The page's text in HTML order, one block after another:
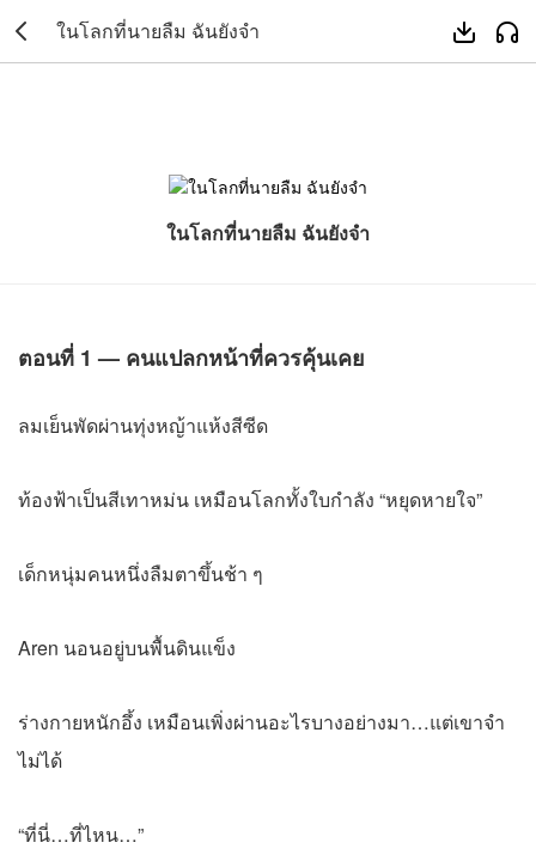
 ในโลกที่นายลืม ฉันยังจำ  
ในโลกที่นายลืม ฉันยังจำ
ตอนที่ 1 — คนแปลกหน้าที่ควรคุ้นเคย
ลมเย็นพัดผ่านทุ่งหญ้าแห้งสีซีด
ท้องฟ้าเป็นสีเทาหม่น เหมือนโลกทั้งใบกำลัง “หยุดหายใจ”
เด็กหนุ่มคนหนึ่งลืมตาขึ้นช้า ๆ
Aren นอนอยู่บนพื้นดินแข็ง
ร่างกายหนักอึ้ง เหมือนเพิ่งผ่านอะไรบางอย่างมา…แต่เขาจำ
ไม่ได้
“ที่นี่…ที่ไหน…”